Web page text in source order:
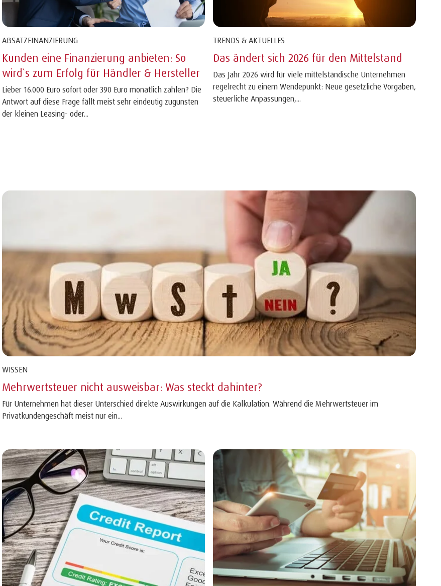
ABSATZFINANZIERUNG
Kunden eine Finanzierung anbieten: So
wird`s zum Erfolg für Händler & Hersteller
Lieber 16.000 Euro sofort oder 390 Euro monatlich zahlen? Die
Antwort auf diese Frage fällt meist sehr eindeutig zugunsten
der kleinen Leasing- oder...
TRENDS & AKTUELLES
Das ändert sich 2026 für den Mittelstand
Das Jahr 2026 wird für viele mittelständische Unternehmen
regelrecht zu einem Wendepunkt: Neue gesetzliche Vorgaben,
steuerliche Anpassungen,...
WISSEN
Mehrwertsteuer nicht ausweisbar: Was steckt dahinter?
Für Unternehmen hat dieser Unterschied direkte Auswirkungen auf die Kalkulation. Während die Mehrwertsteuer im
Privatkundengeschäft meist nur ein...